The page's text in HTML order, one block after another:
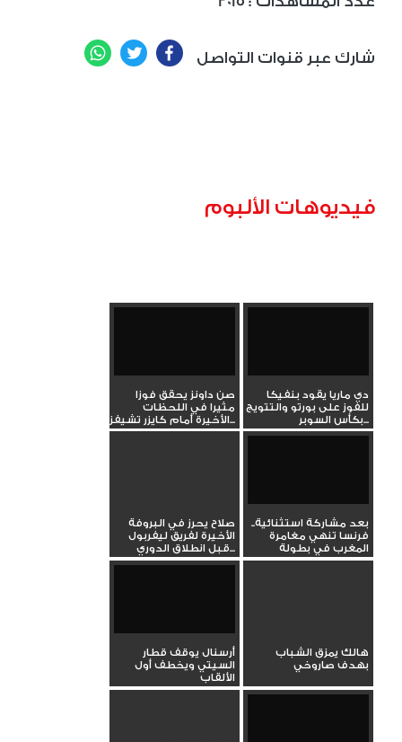
شارك عبر قنوات التواصل Facebook
Twitter
فيديوهات الألبوم
دي ماريا يقود بنفيكا
للفوز على بورتو والتتويج
بكأس السوبر...
صن داونز يحقق فوزا
مثيرا في اللحظات
الأخيرة أمام كايزر تشيفز...
بعد مشاركة استثنائية..
فرنسا تنهي مغامرة
المغرب في بطولة
العالم...
صلاح يحرز في البروفة
الأخيرة لفريق ليفربول
قبل انطلاق الدوري...
هالك يمزق الشباب
بهدف صاروخي
أرسنال يوقف قطار
السيتي ويخطف أول
الألقاب